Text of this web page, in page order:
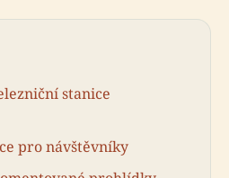
stanice
pro návštěvníky